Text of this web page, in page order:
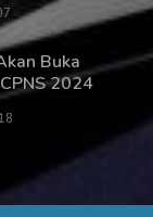
Buka
2024